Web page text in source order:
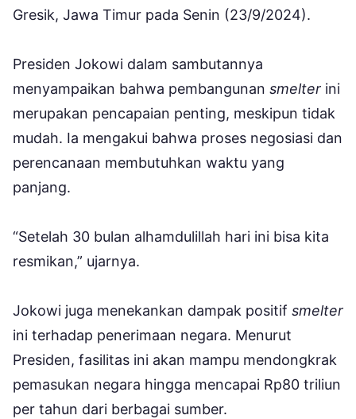
Gresik, Jawa Timur pada Senin (23/9/2024).
Presiden Jokowi dalam sambutannya
menyampaikan bahwa pembangunan smelter ini
merupakan pencapaian penting, meskipun tidak
mudah. Ia mengakui bahwa proses negosiasi dan
perencanaan membutuhkan waktu yang
panjang.
“Setelah 30 bulan alhamdulillah hari ini bisa kita
resmikan,” ujarnya.
Jokowi juga menekankan dampak positif smelter
ini terhadap penerimaan negara. Menurut
Presiden, fasilitas ini akan mampu mendongkrak
pemasukan negara hingga mencapai Rp80 triliun
per tahun dari berbagai sumber.